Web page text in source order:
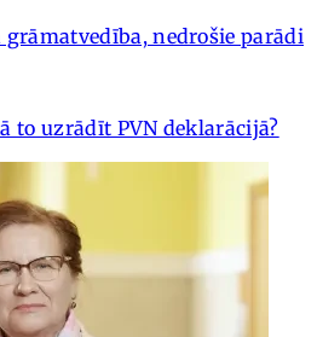
nedrošie parādi
to uzrādīt PVN deklarācijā?